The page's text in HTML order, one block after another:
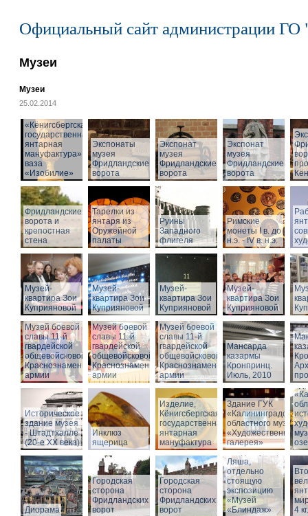
Официальный сайт администрации ГО
Музеи
Музеи
25.02.2014
«Кёнигсбергская
государственная
янтарная
мануфактура» -
ваза
«Изобилие»
Экспонаты
музея
Фридландские
ворота
Экспонат
музея
Фридландские
ворота
Экспонат
музея
Фридландские
ворота
Фридландские
ворота и
крепостная
стена
Тарелки из
янтаря из
Оружейной
палаты
Руины
Западного
флигеля
Римские
монеты I в. до
н.э. - IV в. н.э.
Музей-
квартира Зои
Куприяновой
Музей-
квартира Зои
Куприяновой
Музей-
квартира Зои
Куприяновой
Музей-
квартира Зои
Куприяновой
Музей боевой
славы 11-й
гвардейской
общевойсковой
Краснознаменной
армии
Музей боевой
славы 11-й
гвардейской
общевойсковой
Краснознаменной
армии
Музей боевой
славы 11-й
гвардейской
общевойсковой
Краснознаменной
армии
Мансарда
казармы
Кронпринц.
Июль, 2010
Историческое
здание музея
- Штадтхалле
(20-е XX века)
Инклюз
ящерица
Изделие,
Кёнигсбергская
государственная
янтарная
мануфактура
Здание ГУК
«Калининградского
областного музея
«Художественная
галерея»
Диорама
Городская
сторона
Фридландских
ворот
Городская
сторона
Фридландских
ворот
Вход в бункер
Ляша,
отдельно
стоящую
экспозицию
«Музей
«Блиндаж»
4